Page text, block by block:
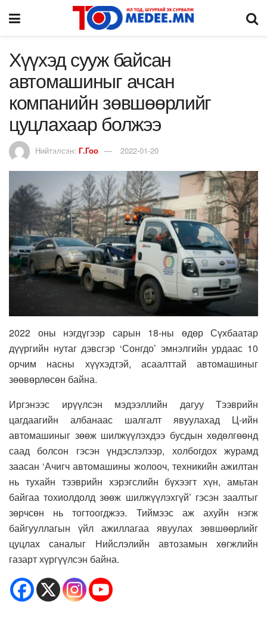
Хүүхэд сууж байсан
автомашиныг ачсан
компанийн зөвшөөрлийг
цуцлахаар болжээ
Нийтэлсэн: Г.Гоо 2022-01-20
2022 оны нэгдүгээр сарын 18-ны өдөр Сүхбаатар
дүүргийн нутаг дэвсгэр ‘Сонгдо’ эмнэлгийн урдаас 10
орчим насны хүүхэдтэй, асаалттай автомашиныг
зөөвөрлөсөн байна.
Иргэнээс ирүүлсэн мэдээллийн дагуу Тээврийн
цагдаагийн албанаас шалгалт явуулахад Ц-ийн
автомашиныг зөөж шилжүүлэхдээ бусдын хөдөлгөөнд
саад болсон гэсэн үндэслэлээр, холбогдох журамд
заасан ‘Ачигч автомашины жолооч, техникийн ажилтан
нь тухайн тээврийн хэрэгслийн бүхээгт хүн, амьтан
байгаа тохиолдолд зөөж шилжүүлэхгүй’ гэсэн заалтыг
зөрчсөн нь тогтоогджээ. Тиймээс аж ахуйн нэгж
байгууллагын үйл ажиллагаа явуулах зөвшөөрлийг
цуцлах саналыг Нийслэлийн автозамын хөгжлийн
газарт хүргүүлсэн байна.